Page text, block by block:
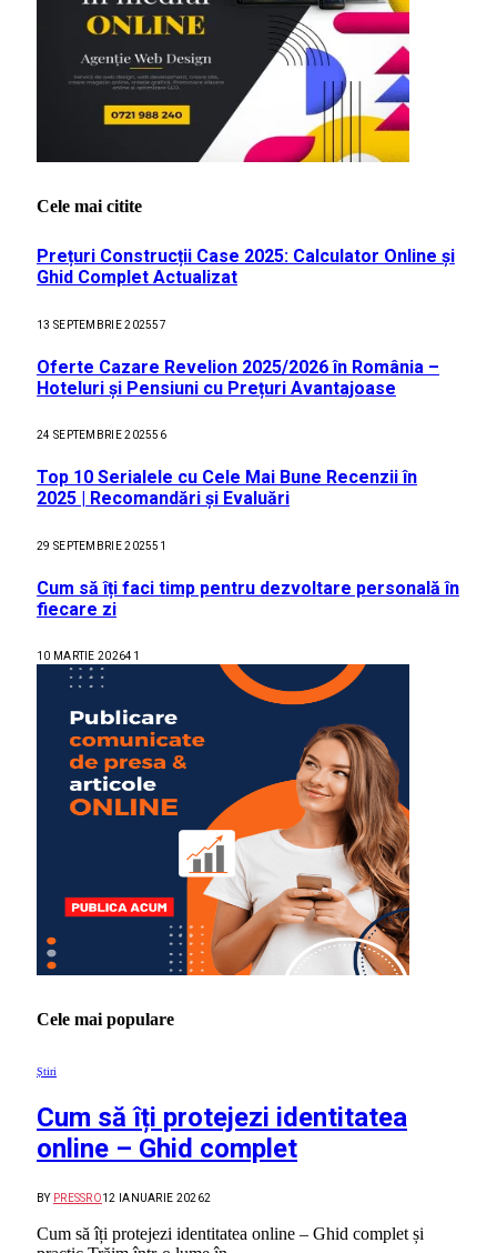
Cele mai citite
Prețuri Construcții Case 2025: Calculator Online și
Ghid Complet Actualizat
13 SEPTEMBRIE 202557
Oferte Cazare Revelion 2025/2026 în România –
Hoteluri și Pensiuni cu Prețuri Avantajoase
24 SEPTEMBRIE 202556
Top 10 Serialele cu Cele Mai Bune Recenzii în
2025 | Recomandări și Evaluări
29 SEPTEMBRIE 202551
Cum să îți faci timp pentru dezvoltare personală în
fiecare zi
10 MARTIE 202641
Cele mai populare
Știri
Cum să îți protejezi identitatea
online – Ghid complet
BY PRESSRO12 IANUARIE 20262
Cum să îți protejezi identitatea online – Ghid complet și